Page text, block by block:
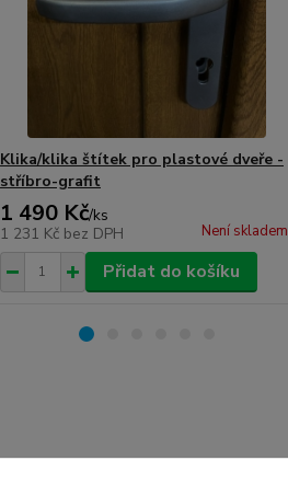
Klika/klika štítek pro plastové dveře -
stříbro-grafit
1 490 Kč/ks
1 231 Kč bez DPH Není skladem
Přidat do košíku